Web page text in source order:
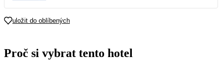
21
4 720
22
4 720
23 24 25 26 27
uložit do oblíbených
Proč si vybrat tento hotel